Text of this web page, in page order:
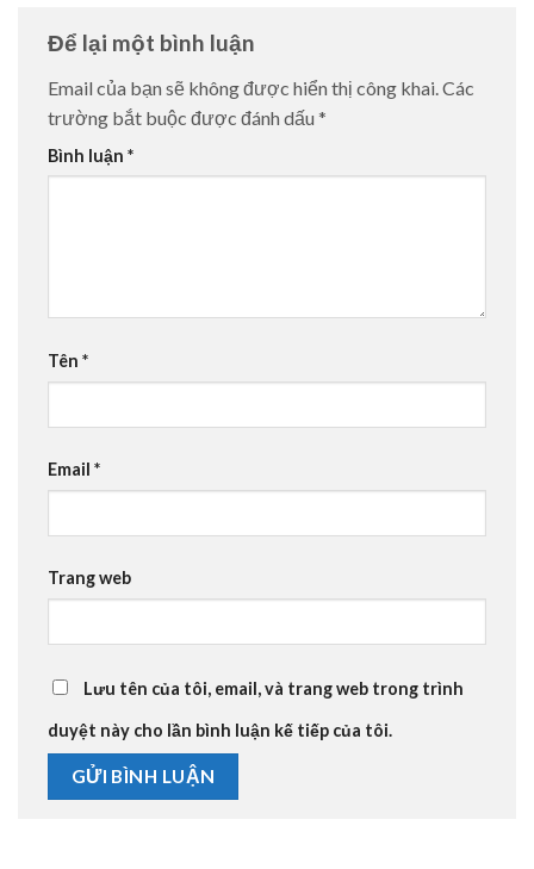
Để lại một bình luận
Email của bạn sẽ không được hiển thị công khai. Các
trường bắt buộc được đánh dấu *
Bình luận *
Tên *
Email *
Trang web
Lưu tên của tôi, email, và trang web trong trình
duyệt này cho lần bình luận kế tiếp của tôi.